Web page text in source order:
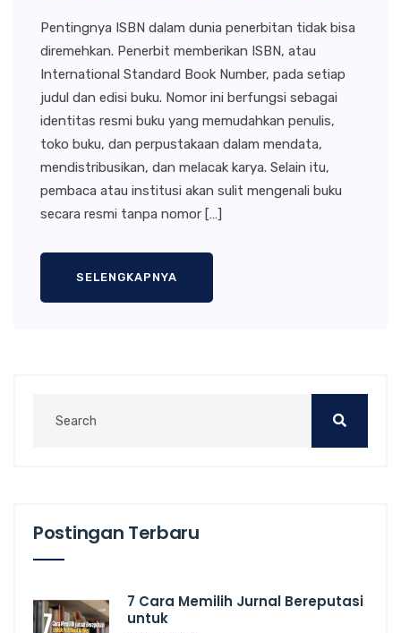
Pentingnya ISBN dalam dunia penerbitan tidak bisa
diremehkan. Penerbit memberikan ISBN, atau
International Standard Book Number, pada setiap
judul dan edisi buku. Nomor ini berfungsi sebagai
identitas resmi buku yang memudahkan penulis,
toko buku, dan perpustakaan dalam mendata,
mendistribusikan, dan melacak karya. Selain itu,
pembaca atau institusi akan sulit mengenali buku
secara resmi tanpa nomor […]
SELENGKAPNYA
Postingan Terbaru
7 Cara Memilih Jurnal Bereputasi
untuk